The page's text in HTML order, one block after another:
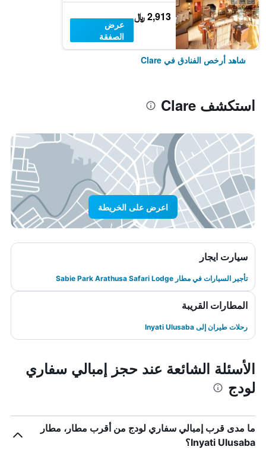
2,913 ﷼
عرض
الصفقة
شاهد أرخص الفنادق في Clare
استكشف Clare
اعرض على الخريطة
سيارت ايجار
تأجير السيارات في مطار Sabie Park Arathusa Safari Lodge
المطارات القريبة
رحلات طيران إلى Inyati Ulusaba
الأسئلة الشائعة عند حجز إمبالي سفاري
لودج
ما مدى قرب إمبالي سفاري لودج من أقرب مطار، مطار
Inyati Ulusaba؟